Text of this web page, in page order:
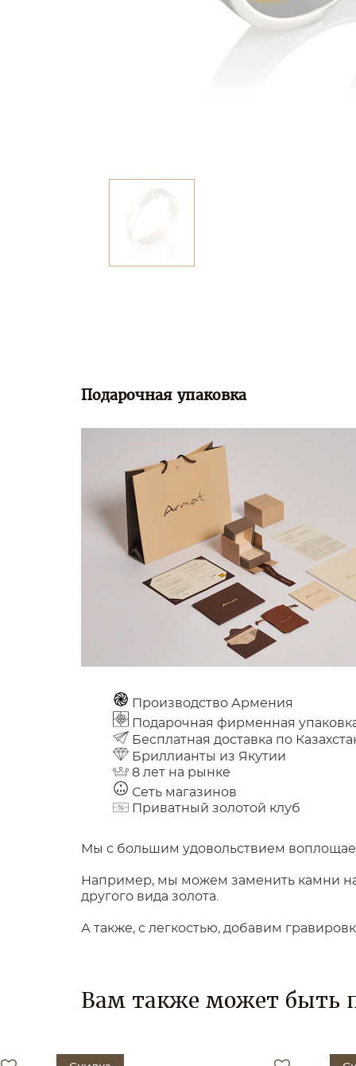
Подарочная упаковка
Производство Армения
Подарочная фирменная
Бесплатная доставка по
Бриллианты из Якутии
8 лет на рынке
Сеть магазинов
Приватный золотой клуб
Мы с большим удовольствием
Например, мы можем заменить камни на
другого вида золота.
А также, с легкостью, добавим
Вам также может быть